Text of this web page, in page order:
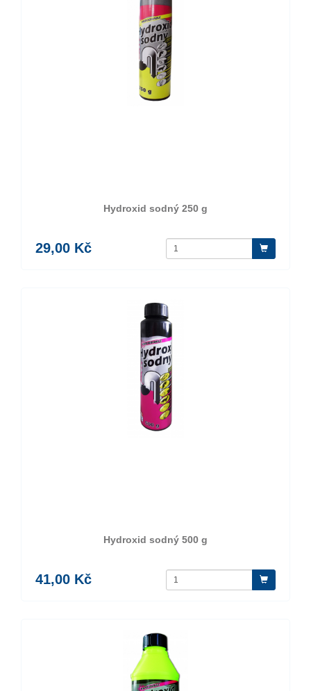
Hydroxid sodný 250 g
29,00 Kč
Hydroxid sodný 500 g
41,00 Kč